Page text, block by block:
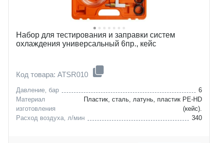
Набор для тестирования и заправки систем
охлаждения универсальный 6пр., кейс
Код товара: ATSR010
Давление, бар
6
Материал
изготовления
Пластик, сталь, латунь, пластик PE-HD
(кейс).
Расход воздуха, л/мин
340